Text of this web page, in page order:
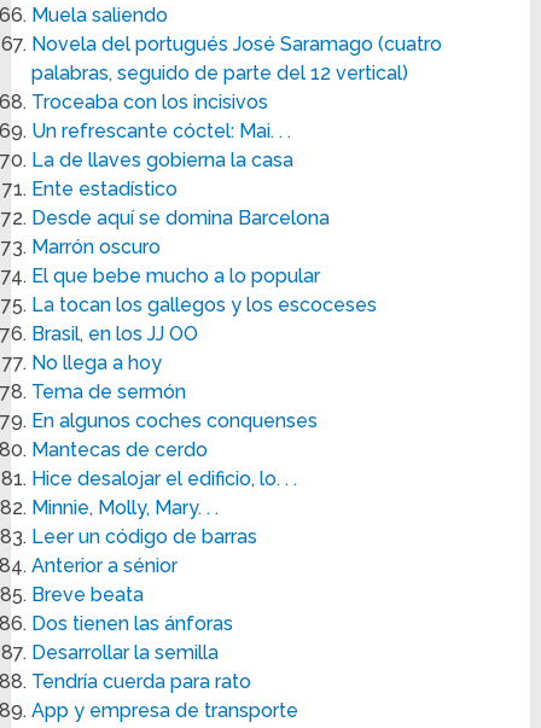
Muela saliendo
Novela del portugués José Saramago (cuatro
palabras, seguido de parte del 12 vertical)
Troceaba con los incisivos
Un refrescante cóctel: Mai. . .
La de llaves gobierna la casa
Ente estadístico
Desde aquí se domina Barcelona
Marrón oscuro
El que bebe mucho a lo popular
La tocan los gallegos y los escoceses
Brasil, en los JJ OO
No llega a hoy
Tema de sermón
En algunos coches conquenses
Mantecas de cerdo
Hice desalojar el edificio, lo. . .
Minnie, Molly, Mary. . .
Leer un código de barras
Anterior a sénior
Breve beata
Dos tienen las ánforas
Desarrollar la semilla
Tendría cuerda para rato
App y empresa de transporte